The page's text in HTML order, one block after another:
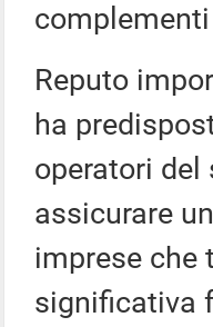
Reputo
ha
operatori
assicurare
imprese che
significativa